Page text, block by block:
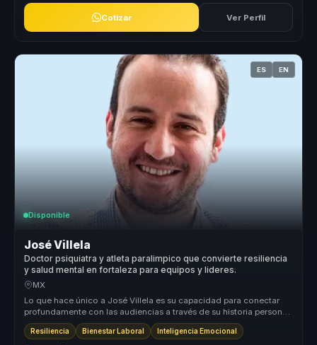
Cotizar Ver Perfil
ES EN
Disponible
José Villela
Doctor psiquiatra y atleta paralimpico que convierte resiliencia
y salud mental en fortaleza para equipos y lideres.
MX
Lo que hace único a José Villela es su capacidad para conectar
profundamente con las audiencias a través de su historia personal
de super...
Resiliencia Bienestar Laboral Inteligencia Emocional